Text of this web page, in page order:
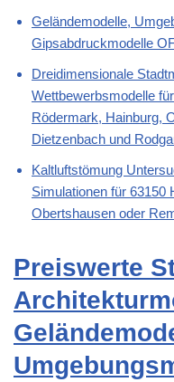
Geländemodelle,
Gipsabdruckmodelle
Dreidimensionale
Wettbewerbsmodelle
Rödermark, Hainburg,
Dietzenbach und
Kaltluftstömung
Simulationen für 63150
Obertshausen oder
Preiswerte